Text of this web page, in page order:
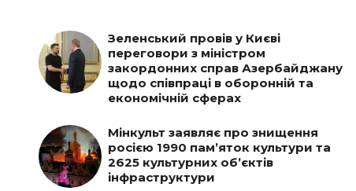
Зеленський провів у Києві
переговори з міністром
закордонних справ Азербайджану
щодо співпраці в оборонній та
економічній сферах
Мінкульт заявляє про знищення
росією 1990 пам’яток культури та
2625 культурних об’єктів
інфраструктури